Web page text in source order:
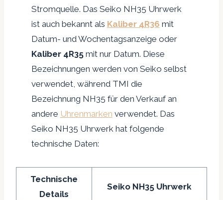
Stromquelle. Das Seiko NH35 Uhrwerk
ist auch bekannt als Kaliber 4R36 mit
Datum- und Wochentagsanzeige oder
Kaliber 4R35mit nur Datum. Diese
Bezeichnungen werden von Seiko selbst
verwendet, während TMI die
Bezeichnung NH35 für den Verkauf an
andere Uhrenmarken verwendet. Das
Seiko NH35 Uhrwerk hat folgende
technische Daten:
Technische
Details
Seiko NH35 Uhrwerk